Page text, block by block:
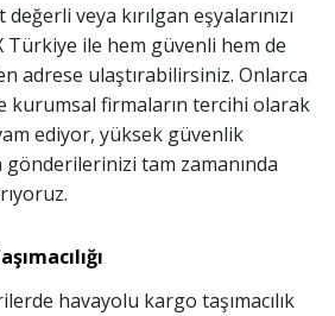
veya kırılgan eşyalarınızı
Türkiye ile hem güvenli hem de
adrese ulaştırabilirsiniz. Onlarca
kurumsal firmaların tercihi olarak
ediyor, yüksek güvenlik
tam zamanında
havayolu kargo taşımacılık